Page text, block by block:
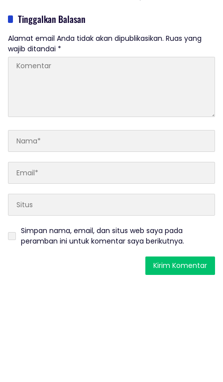
Tinggalkan Balasan
Alamat email Anda tidak akan dipublikasikan. Ruas yang
wajib ditandai *
Simpan nama, email, dan situs web saya pada
peramban ini untuk komentar saya berikutnya.